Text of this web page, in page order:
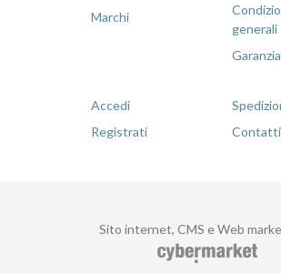
Marchi
generali
Garanzia
Accedi
Registrati
Contatti
Sito internet, CMS e Web